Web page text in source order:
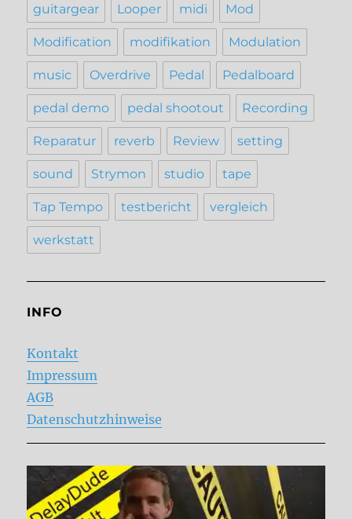
guitargear Looper midi Mod
Modification modifikation Modulation
music Overdrive Pedal Pedalboard
pedal demo pedal shootout Recording
Reparatur reverb Review setting
sound Strymon studio tape
Tap Tempo testbericht vergleich
werkstatt
INFO
Kontakt
Impressum
AGB
Datenschutzhinweise